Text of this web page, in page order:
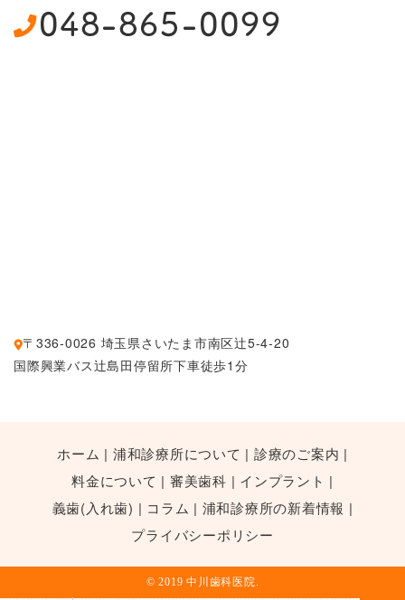
〒336-0026 埼玉県さいたま市南区辻5-4-20
国際興業バス辻島田停留所下車徒歩1分
ホーム 浦和診療所について
診療のご案内
料金について
審美歯科
インプラント
義歯(入れ歯)
コラム
浦和診療所の新着情報
プライバシーポリシー
© 2019 中川歯科医院.